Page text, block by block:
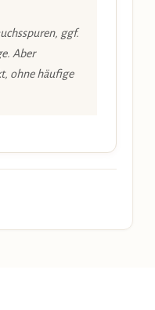
ggf.
Aber
ohne häufige